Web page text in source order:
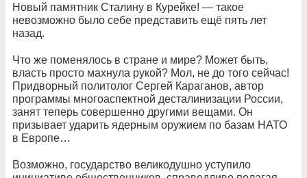
Новый памятник Сталину в Курейке! — такое
невозможно было себе представить ещё пять лет
назад.
Что же поменялось в стране и мире? Может быть,
власть просто махнула рукой? Мол, не до того сейчас!
Придворный политолог Сергей Караганов, автор
программы многоаспектной десталинизации России,
занят теперь совершенно другими вещами. Он
призывает ударить ядерным оружием по базам НАТО
в Европе…
Возможно, государство великодушно уступило